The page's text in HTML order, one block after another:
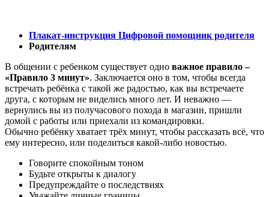
Плакат-инструкция Цифровой помощник родителя
Родителям
В общении с ребенком существует одно важное правило –
«Правило 3 минут». Заключается оно в том, чтобы всегда
встречать ребёнка с такой же радостью, как вы встречаете
друга, с которым не виделись много лет. И неважно —
вернулись вы из получасового похода в магазин, пришли
домой с работы или приехали из командировки.
Обычно ребёнку хватает трёх минут, чтобы рассказать всё, что
ему интересно, или поделиться какой-либо новостью.
Говорите спокойным тоном
Будьте открыты к диалогу
Предупреждайте о последствиях